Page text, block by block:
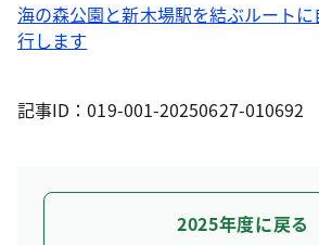
海の森公園と新木場駅を結ぶルート
行します
記事ID：019-001-20250627-010692
2025年度に戻る